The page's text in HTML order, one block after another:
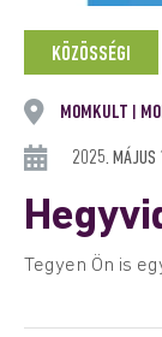
KÖZÖSSÉGI
MOMKULT
2025. MÁJUS
Tegyen Ön is